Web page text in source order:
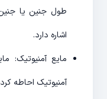
طول جنین یا
اشاره دارد.
مایع آمنیوتیک:
آمنیوتیک احاطه